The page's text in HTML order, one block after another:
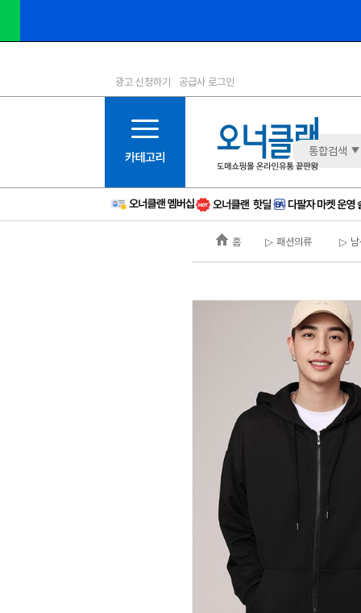
1등급
6등급
11등급
12등급
15등급
16등급
광고 신청하기 공급사 로그인
통합검색
홈 ▷ 패션의류 ▷ 남